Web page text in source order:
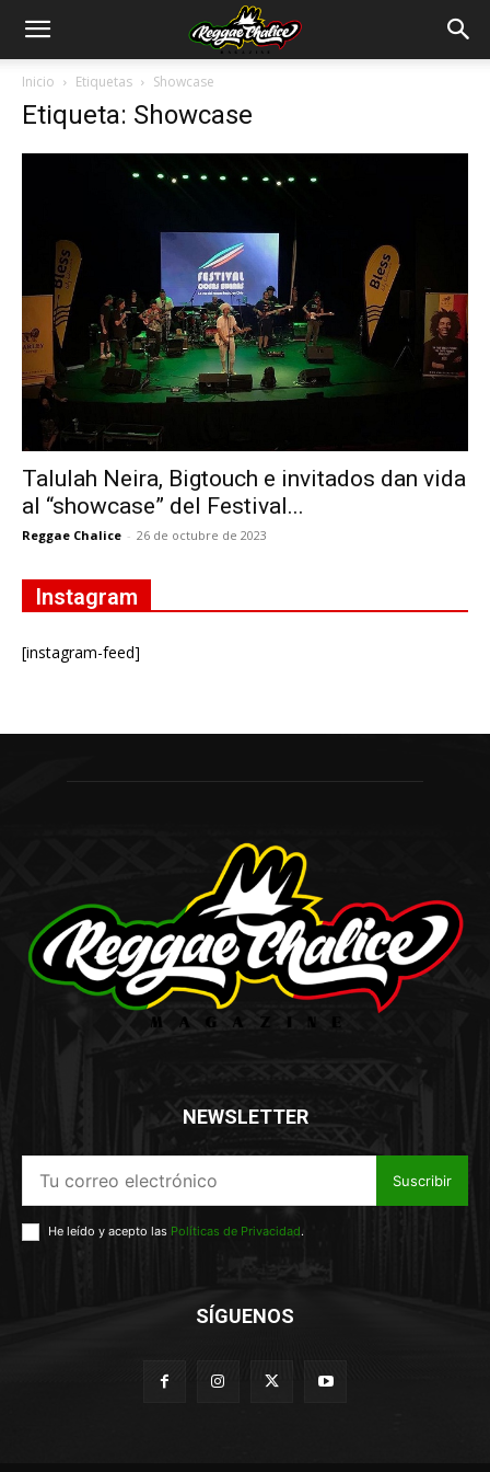
Inicio Etiquetas Showcase
Etiqueta: Showcase
Talulah Neira, Bigtouch e invitados dan vida
al “showcase” del Festival...
Reggae Chalice - 26 de octubre de 2023
Instagram
[instagram-feed]
NEWSLETTER
Suscribir
He leído y acepto las Políticas de Privacidad.
SÍGUENOS